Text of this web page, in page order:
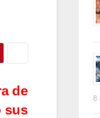
de
sus
8